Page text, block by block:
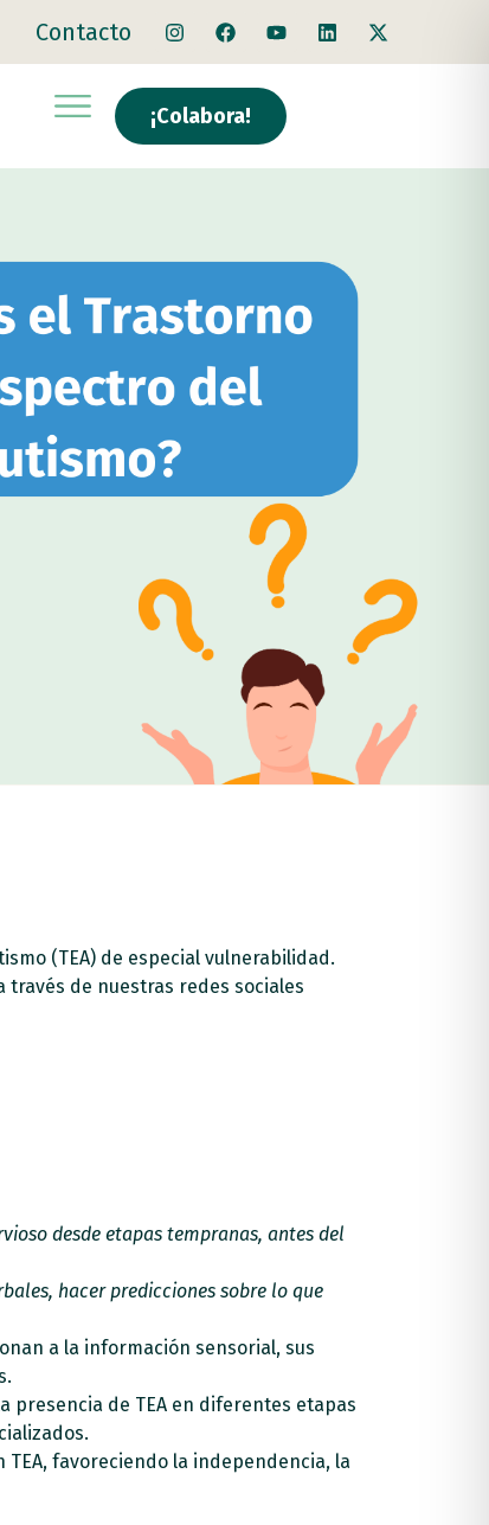
Contacto
¡Colabora!
(TEA) de especial vulnerabilidad.
de nuestras redes sociales
desde etapas tempranas, antes del
hacer predicciones sobre lo que
a la información sensorial, sus
presencia de TEA en diferentes etapas
favoreciendo la independencia, la